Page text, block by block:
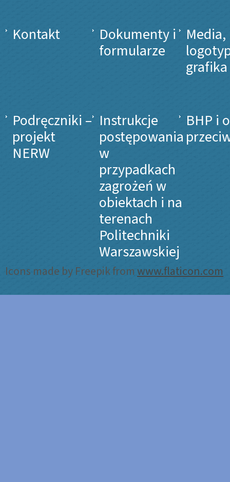
Kontakt
Dokumenty i
formularze
Media,
grafika
Podręczniki –
projekt
NERW
Instrukcje
postępowania
w
przypadkach
zagrożeń w
obiektach i na
terenach
Politechniki
Warszawskiej
BHP i
Icons made by Freepik fromwww.flaticon.com